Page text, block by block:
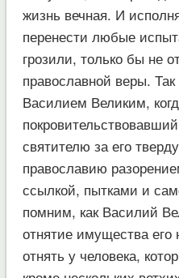
жизнь вечная. И
перенести любые
грозили, только бы не
православной веры.
Василием Великим,
святителю за его
православию
ссылкой, пытками и
помним, как Василий
отнятие имущества его
отнять у человека,